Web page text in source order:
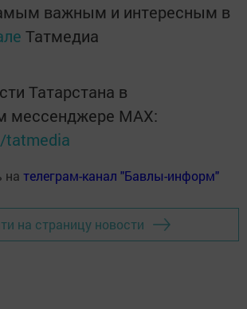
важным и интересным в
Татмедиа
Татарстана в
мессенджере MАХ:
tatmedia
на телеграм-канал "Бавлы-информ"
на страницу новости